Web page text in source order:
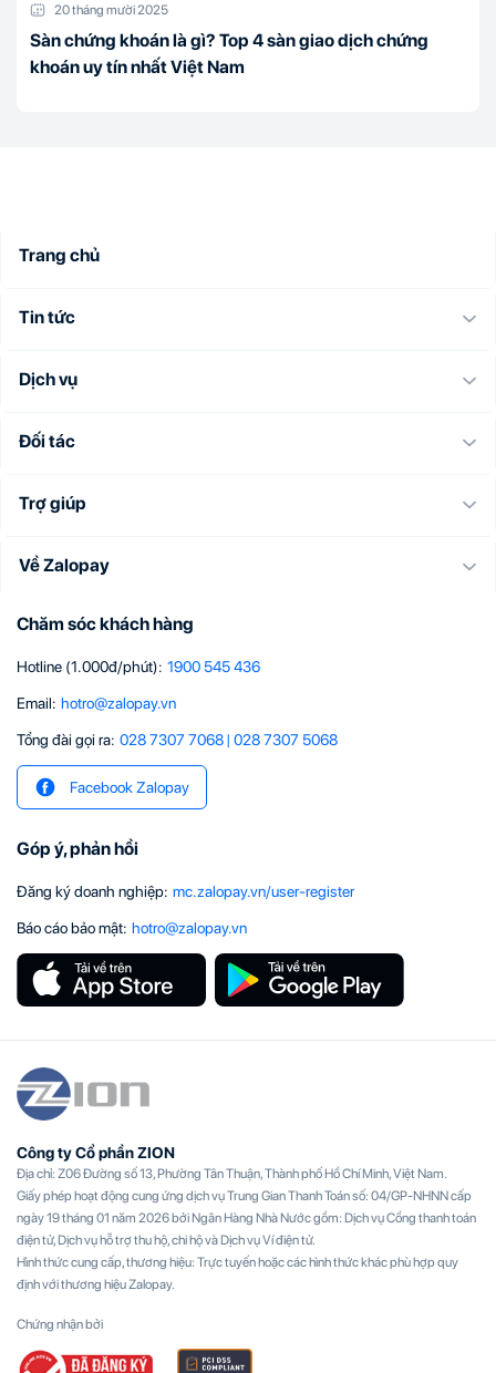
20 tháng mười 2025
Sàn chứng khoán là gì? Top 4 sàn giao dịch chứng
khoán uy tín nhất Việt Nam
Trang chủ
Tin tức
Dịch vụ
Đối tác
Trợ giúp
Về Zalopay
Chăm sóc khách hàng
Hotline (1.000đ/phút): 1900 545 436
Email: hotro@zalopay.vn
Tổng đài gọi ra: 028 7307 7068| 028 7307 5068
Facebook Zalopay
Góp ý, phản hồi
Đăng ký doanh nghiệp: mc.zalopay.vn/user-register
Báo cáo bảo mật: hotro@zalopay.vn
Công ty Cổ phần ZION
Địa chỉ: Z06 Đường số 13, Phường Tân Thuận, Thành phố Hồ Chí Minh, Việt Nam.
Giấy phép hoạt động cung ứng dịch vụ Trung Gian Thanh Toán số: 04/GP-NHNN cấp
ngày 19 tháng 01 năm 2026 bởi Ngân Hàng Nhà Nước gồm: Dịch vụ Cổng thanh toán
điện tử, Dịch vụ hỗ trợ thu hộ, chi hộ và Dịch vụ Ví điện tử.
Hình thức cung cấp, thương hiệu: Trực tuyến hoặc các hình thức khác phù hợp quy
định với thương hiệu Zalopay.
Chứng nhận bởi